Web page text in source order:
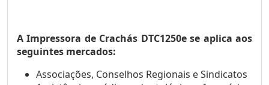
A Impressora de Crachás DTC1250e se aplica aos
seguintes mercados:
Associações, Conselhos Regionais e Sindicatos